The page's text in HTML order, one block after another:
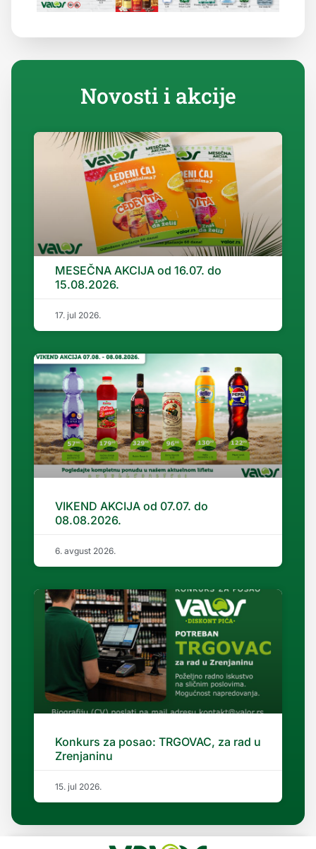
Novosti i akcije
MESEČNA AKCIJA od 16.07. do
15.08.2026.
17. jul 2026.
VIKEND AKCIJA od 07.07. do
08.08.2026.
6. avgust 2026.
Konkurs za posao: TRGOVAC, za rad u
Zrenjaninu
15. jul 2026.